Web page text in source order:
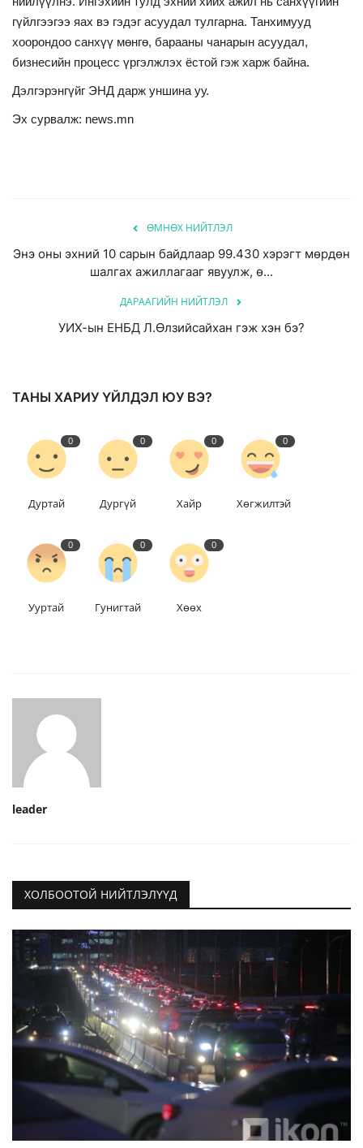
гүйлгээгээ яах вэ гэдэг асуудал тулгарна. Танхимууд
хоорондоо санхүү мөнгө, барааны чанарын асуудал,
бизнесийн процесс үргэлжлэх ёстой гэж харж байна.
Дэлгэрэнгүйг ЭНД дарж уншина уу.
Эх сурвалж: news.mn
ӨМНӨХ НИЙТЛЭЛ
Энэ оны эхний 10 сарын байдлаар 99.430 хэрэгт мөрдөн
шалгах ажиллагааг явуулж, ө...
ДАРААГИЙН НИЙТЛЭЛ
УИХ-ын ЕНБД Л.Өлзийсайхан гэж хэн бэ?
ТАНЫ ХАРИУ ҮЙЛДЭЛ ЮУ ВЭ?
0
Дуртай
0
Дургүй
0
Хайр
0
Хөгжилтэй
0
Ууртай
0
Гунигтай
0
Хөөх
leader
ХОЛБООТОЙ НИЙТЛЭЛҮҮД